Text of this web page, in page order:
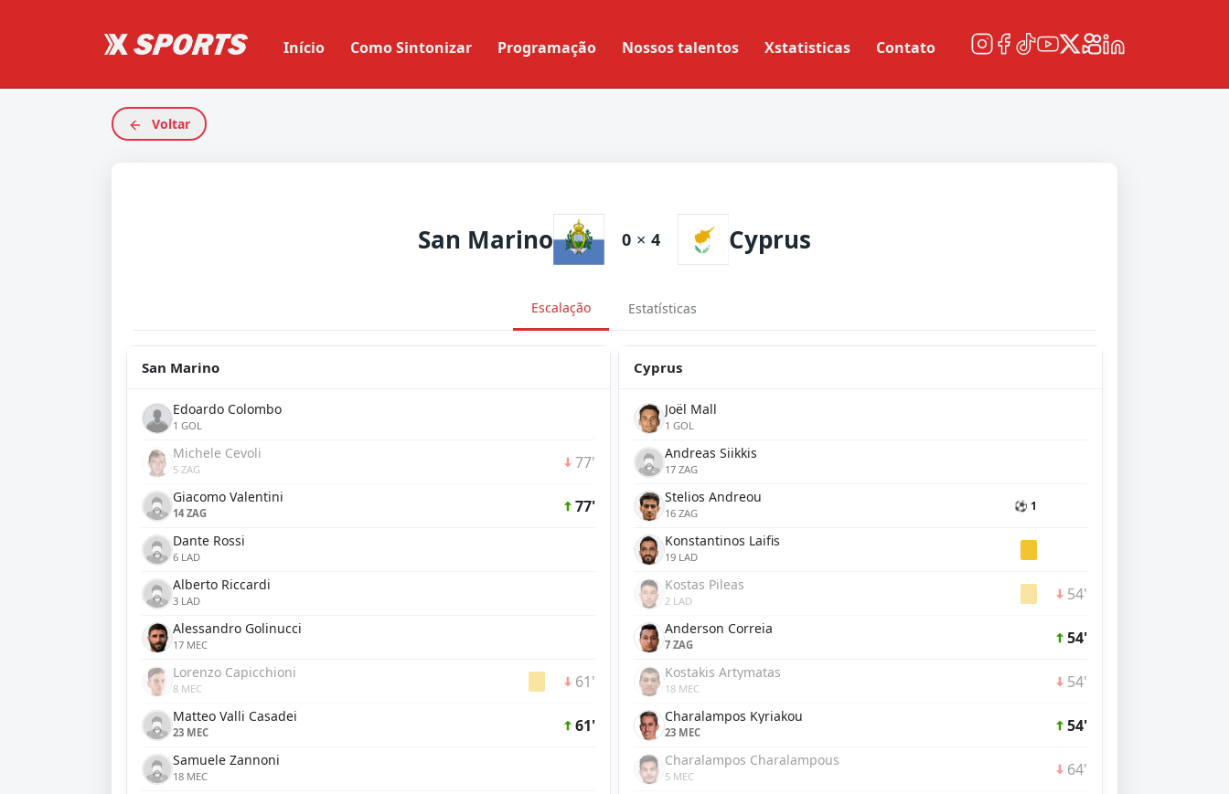
Início Como Sintonizar Programação Nossos talentos Xstatisticas Contato
Voltar
San Marino 0 × 4 Cyprus
Escalação Estatísticas
San Marino
Edoardo Colombo
1 GOL
Michele Cevoli
5 ZAG 77'
Giacomo Valentini
14 ZAG 77'
Dante Rossi
6 LAD
Alberto Riccardi
3 LAD
Alessandro Golinucci
17 MEC
Lorenzo Capicchioni
8 MEC 61'
Matteo Valli Casadei
23 MEC 61'
Samuele Zannoni
18 MEC
Cyprus
Joël Mall
1 GOL
Andreas Siikkis
17 ZAG
Stelios Andreou
16 ZAG ⚽ 1
Konstantinos Laifis
19 LAD
Kostas Pileas
2 LAD 54'
Anderson Correia
7 ZAG 54'
Kostakis Artymatas
18 MEC 54'
Charalampos Kyriakou
23 MEC 54'
Charalampos Charalampous
5 MEC 64'